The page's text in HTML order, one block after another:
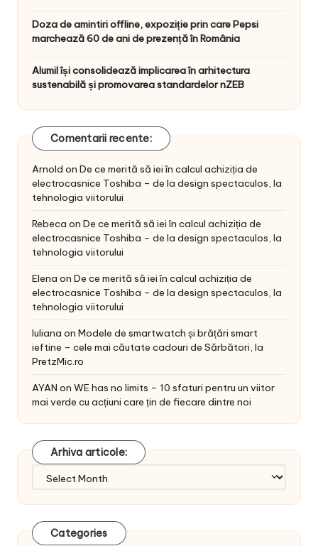
Doza de amintiri offline, expoziție prin care Pepsi
marchează 60 de ani de prezență în România
Alumil își consolidează implicarea în arhitectura
sustenabilă și promovarea standardelor nZEB
Comentarii recente:
Arnold on De ce merită să iei în calcul achiziția de
electrocasnice Toshiba – de la design spectaculos, la
tehnologia viitorului
Rebeca on De ce merită să iei în calcul achiziția de
electrocasnice Toshiba – de la design spectaculos, la
tehnologia viitorului
Elena on De ce merită să iei în calcul achiziția de
electrocasnice Toshiba – de la design spectaculos, la
tehnologia viitorului
Iuliana on Modele de smartwatch și brățări smart
ieftine – cele mai căutate cadouri de Sărbători, la
PretzMic.ro
AYAN on WE has no limits – 10 sfaturi pentru un viitor
mai verde cu acțiuni care țin de fiecare dintre noi
Arhiva articole:
Categories